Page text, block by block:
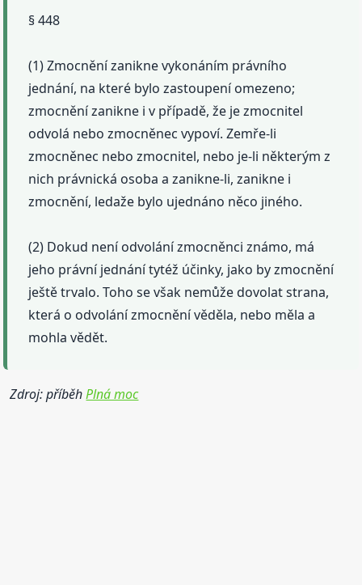
§ 448
(1) Zmocnění zanikne vykonáním právního
jednání, na které bylo zastoupení omezeno;
zmocnění zanikne i v případě, že je zmocnitel
odvolá nebo zmocněnec vypoví. Zemře-li
zmocněnec nebo zmocnitel, nebo je-li některým z
nich právnická osoba a zanikne-li, zanikne i
zmocnění, ledaže bylo ujednáno něco jiného.
(2) Dokud není odvolání zmocněnci známo, má
jeho právní jednání tytéž účinky, jako by zmocnění
ještě trvalo. Toho se však nemůže dovolat strana,
která o odvolání zmocnění věděla, nebo měla a
mohla vědět.
Zdroj: příběhPlná moc